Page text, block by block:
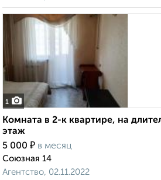
1
Комната в 2-к квартире, на
этаж
5 000 ₽ в месяц
Союзная 14
Агентство, 02.11.2022